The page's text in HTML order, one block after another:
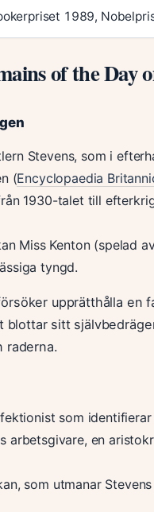
1989,
of the Day
Stevens, som i
(Encyclopaedia
1930-talet till
Miss Kenton (spelad
tyngd.
upprätthålla en
blottar sitt
raderna.
som
arbetsgivare, en
som utmanar